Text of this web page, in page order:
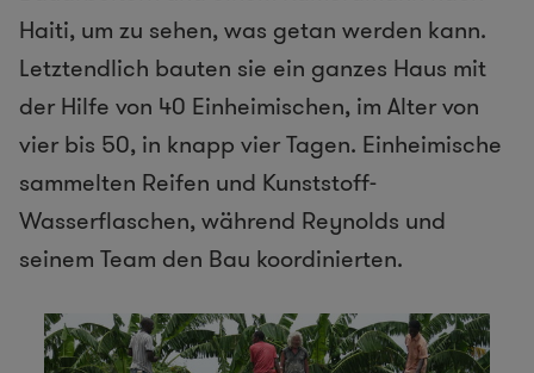
Haiti, um zu sehen, was getan werden kann.
Letztendlich bauten sie ein ganzes Haus mit
der Hilfe von 40 Einheimischen, im Alter von
vier bis 50, in knapp vier Tagen. Einheimische
sammelten Reifen und Kunststoff-
Wasserflaschen, während Reynolds und
seinem Team den Bau koordinierten.